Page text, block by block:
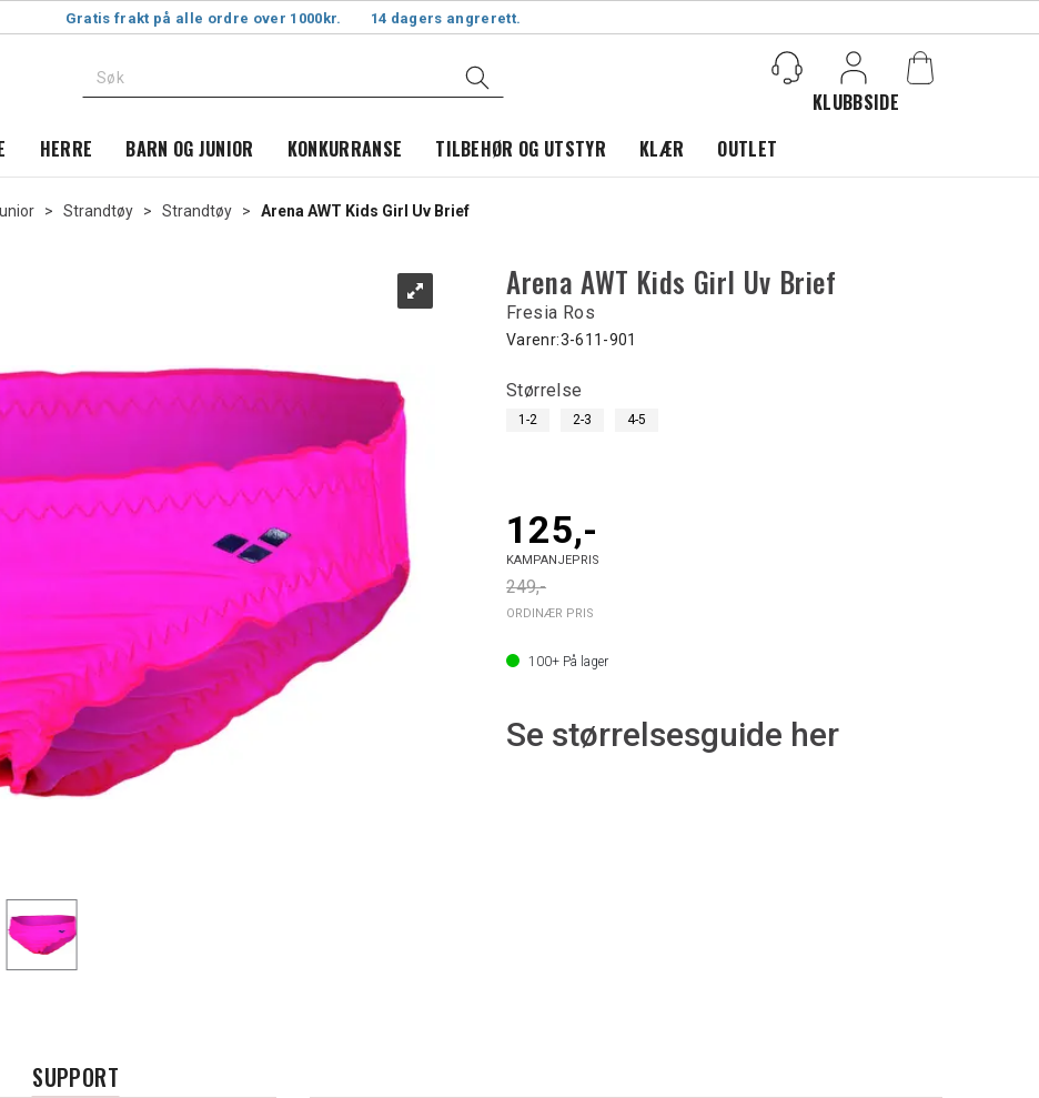
Gratis frakt på alle ordre over 1000kr. 14 dagers angrerett.
Logg inn
HERRE BARN OG JUNIOR KONKURRANSE TILBEHØR OG UTSTYR KLÆR OUTLET
KLUBBSIDE
> Strandtøy > Strandtøy > Arena AWT Kids Girl Uv Brief
Arena AWT Kids Girl Uv Brief
Fresia Ros
Varenr:3-611-901
Størrelse
1-2 2-3 4-5
125,-
KAMPANJEPRIS
249,-
ORDINÆR PRIS
100+ På lager
Se størrelsesguide her
SUPPORT